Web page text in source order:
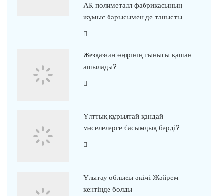
АҚ полиметалл фабрикасының
жұмыс барысымен де танысты
Жезқазған өңірінің тынысы қашан
ашылады?
Ұлттық құрылтай қандай
мәселелерге басымдық берді?
Ұлытау облысы әкімі Жәйрем
кентінде болды